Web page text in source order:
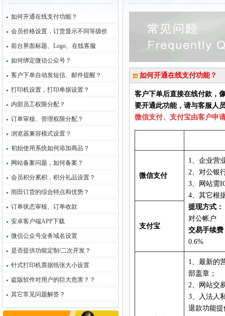
如何开通在线支付功能？
会员价格设置，订货显示不同等级价
前台界面标题、Logo、在线客服
如何绑定微信公众号？
客户下单自动发短信、邮件提醒？
打印机设置，打印单据设置？
内部员工权限分配？
订单审核、管理权限分配？
浏览器兼容模式设置？
初始使用系统如何添加商品？
网站备案问题，如何备案？
会员积分累积，积分礼品设置？
雨田订货的综合特点和优势？
订单状态审核、订单收款
安卓客户端APP下载
微信公众号业务域名设置
是否提供功能定制/二次开发？
针式打印机票据纸张大小设置
盗版软件对用户的巨大危害？？
其它常见问题解答？
如何开通在线支付功能？
客户下单后直接在线付款，
要开通此功能，请与客服人
微信支付、支付宝由客户申
微信支付
1、企业营
2、对公银
3、网站需
4、其它根
提现方式：
对公帐户
交易手续费
0.6%
支付宝
1、最新的
部盖章；
2、网站交
3、入法人
退款功能